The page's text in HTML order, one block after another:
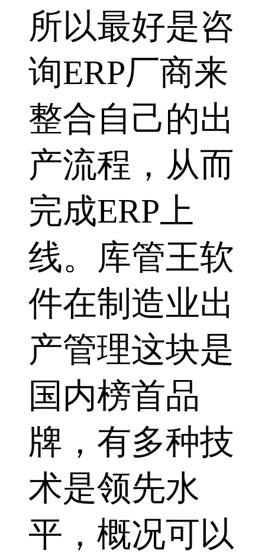
所以最好是咨
询ERP厂商来
整合自己的出
产流程，从而
完成ERP上
线。库管王软
件在制造业出
产管理这块是
国内榜首品
牌，有多种技
术是领先水
平，概况可以